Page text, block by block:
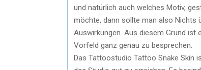
und natürlich auch welches Motiv,
möchte, dann sollte man also Nichts
Auswirkungen. Aus diesem Grund
Vorfeld ganz genau zu besprechen.
Das Tattoostudio Tattoo Snake Skin